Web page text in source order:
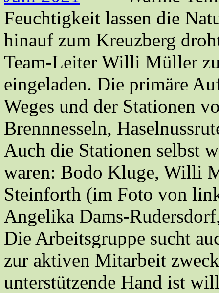
Feuchtigkeit lassen die
hinauf zum Kreuzberg
Team-Leiter Willi Müller
eingeladen. Die primäre
Weges und der Stationen
Brennnesseln,
Auch die Stationen selbst
waren: Bodo Kluge, Willi
Steinforth (im Foto von
Angelika Dams-
Die Arbeitsgruppe sucht
zur aktiven Mitarbeit
unterstützende Hand ist